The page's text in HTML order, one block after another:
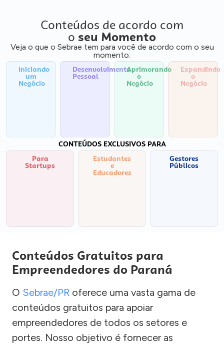
Conteúdos de acordo com
o seu Momento
Veja o que o Sebrae tem para você de acordo com o seu
momento:
Iniciando
um
Negócio
Desenvolvimento
Pessoal
Aprimorando
o
Negócio
Expandindo
o
Negócio
CONTEÚDOS EXCLUSIVOS PARA
Para
Startups
Estudantes
e
Educadores
Gestores
Públicos
Conteúdos Gratuitos para
Empreendedores do Paraná
O Sebrae/PR oferece uma vasta gama de
conteúdos gratuitos para apoiar
empreendedores de todos os setores e
portes. Nosso objetivo é fornecer as